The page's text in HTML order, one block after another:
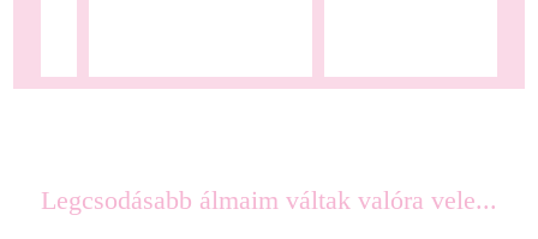
Legcsodásabb álmaim váltak valóra vele...